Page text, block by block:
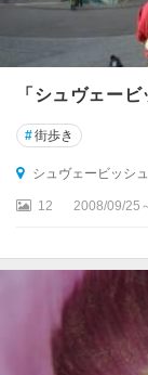
ン
ド
ル
ト
「シュヴェー
#街歩き
シュヴェービッシ
12 2008/09/25